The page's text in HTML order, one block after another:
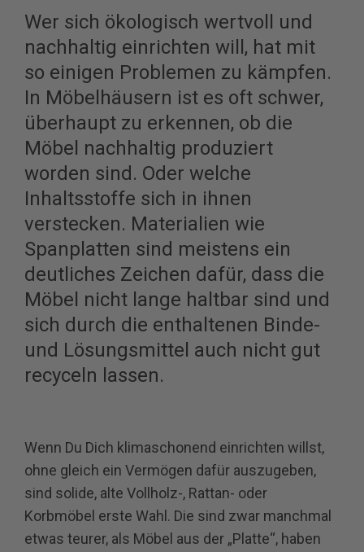
Wer sich ökologisch wertvoll und
nachhaltig einrichten will, hat mit
so einigen Problemen zu kämpfen.
In Möbelhäusern ist es oft schwer,
überhaupt zu erkennen, ob die
Möbel nachhaltig produziert
worden sind. Oder welche
Inhaltsstoffe sich in ihnen
verstecken. Materialien wie
Spanplatten sind meistens ein
deutliches Zeichen dafür, dass die
Möbel nicht lange haltbar sind und
sich durch die enthaltenen Binde-
und Lösungsmittel auch nicht gut
recyceln lassen.
Wenn Du Dich klimaschonend einrichten willst,
ohne gleich ein Vermögen dafür auszugeben,
sind solide, alte Vollholz-, Rattan- oder
Korbmöbel erste Wahl. Die sind zwar manchmal
etwas teurer, als Möbel aus der „Platte“, haben